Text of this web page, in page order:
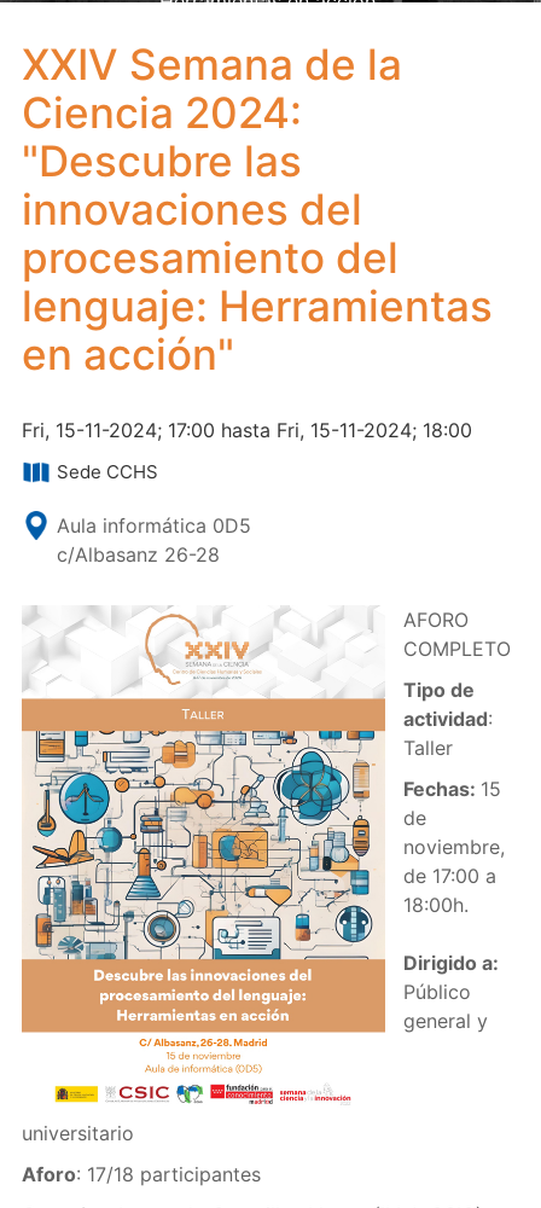
XXIV Semana de la
Ciencia 2024:
"Descubre las
innovaciones del
procesamiento del
lenguaje: Herramientas
en acción"
Fri, 15-11-2024; 17:00 hasta Fri, 15-11-2024; 18:00
Sede CCHS
Aula informática 0D5
c/Albasanz 26-28
AFORO
COMPLETO
Tipo de
actividad:
Taller
Fechas: 15
de
noviembre,
de 17:00 a
18:00h.
Dirigido a:
Público
general y
universitario
Aforo: 17/18 participantes